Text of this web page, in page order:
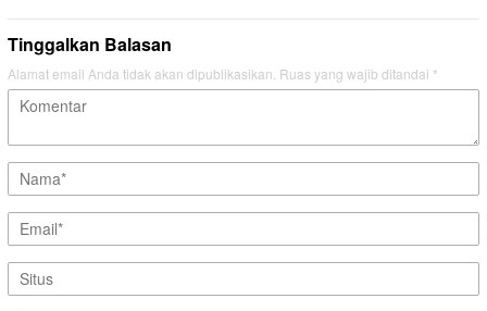
Tinggalkan Balasan
Alamat email Anda tidak akan dipublikasikan. Ruas yang wajib ditandai *